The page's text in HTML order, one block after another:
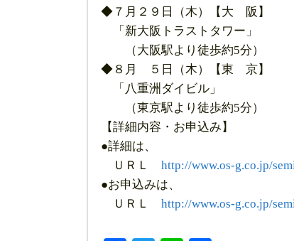
◆７月２９日（木）【大 阪】
「新大阪トラストタワー」
（大阪駅より徒歩約5分）
◆８月 ５日（木）【東 京】
「八重洲ダイビル」
（東京駅より徒歩約5分）
【詳細内容・お申込み】
●詳細は、
ＵＲＬ http://www.os-g.co.jp/
●お申込みは、
ＵＲＬ http://www.os-g.co.jp/